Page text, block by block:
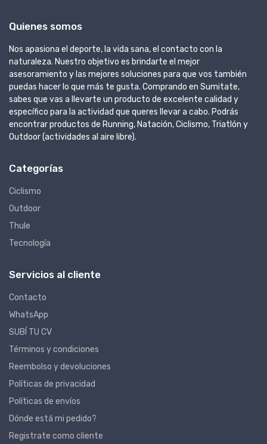
Quienes somos
Nos apasiona el deporte, la vida sana, el contacto con la
naturaleza. Nuestro objetivo es brindarte el mejor
asesoramiento y las mejores soluciones para que vos también
puedas hacer lo que más te gusta. Comprando en Sumitate,
sabes que vas a llevarte un producto de excelente calidad y
específico para la actividad que queres llevar a cabo. Podrás
encontrar productos de Running, Natación, Ciclismo, Triatlón y
Outdoor (actividades al aire libre).
Categorías
Ciclismo
Outdoor
Thule
Tecnología
Servicios al cliente
Contacto
WhatsApp
SUBÍ TU CV
Términos y condiciones
Reembolso y devoluciones
Políticas de privacidad
Políticas de envíos
Dónde está mi pedido?
Registrate como cliente